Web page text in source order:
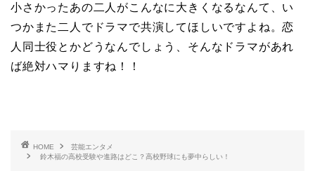
小さかったあの二人がこんなに大きくなるなんて、い
つかまた二人でドラマで共演してほしいですよね。恋
人同士役とかどうなんでしょう、そんなドラマがあれ
ば絶対ハマりますね！！
HOME
芸能エンタメ
鈴木福の高校受験や進路はどこ？高校野球にも夢中らしい！